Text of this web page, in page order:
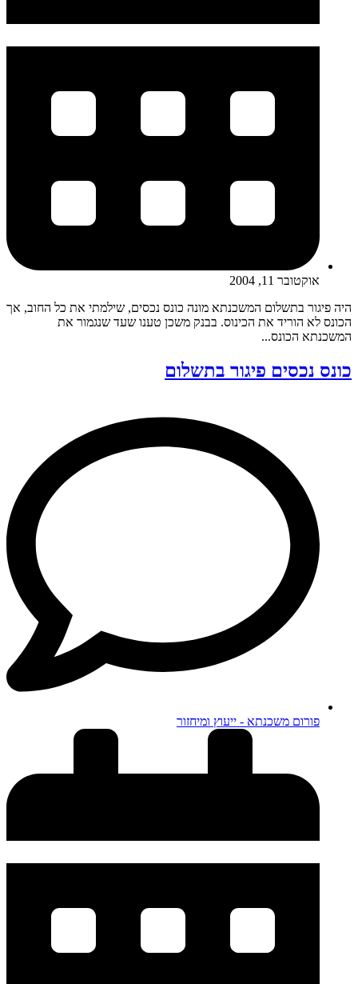
אוקטובר 11, 2004
היה פיגור בתשלום המשכנתא מונה כונס נכסים, שילמתי את כל החוב, אך
הכונס לא הוריד את הכינוס. בבנק משכן טענו שעד שנגמור את
המשכנתא הכונס...
כונס נכסים פיגור בתשלום
פורום משכנתא - ייעוץ ומיחזור